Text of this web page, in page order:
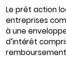
Le prêt action
entreprises
à une
d’intérêt